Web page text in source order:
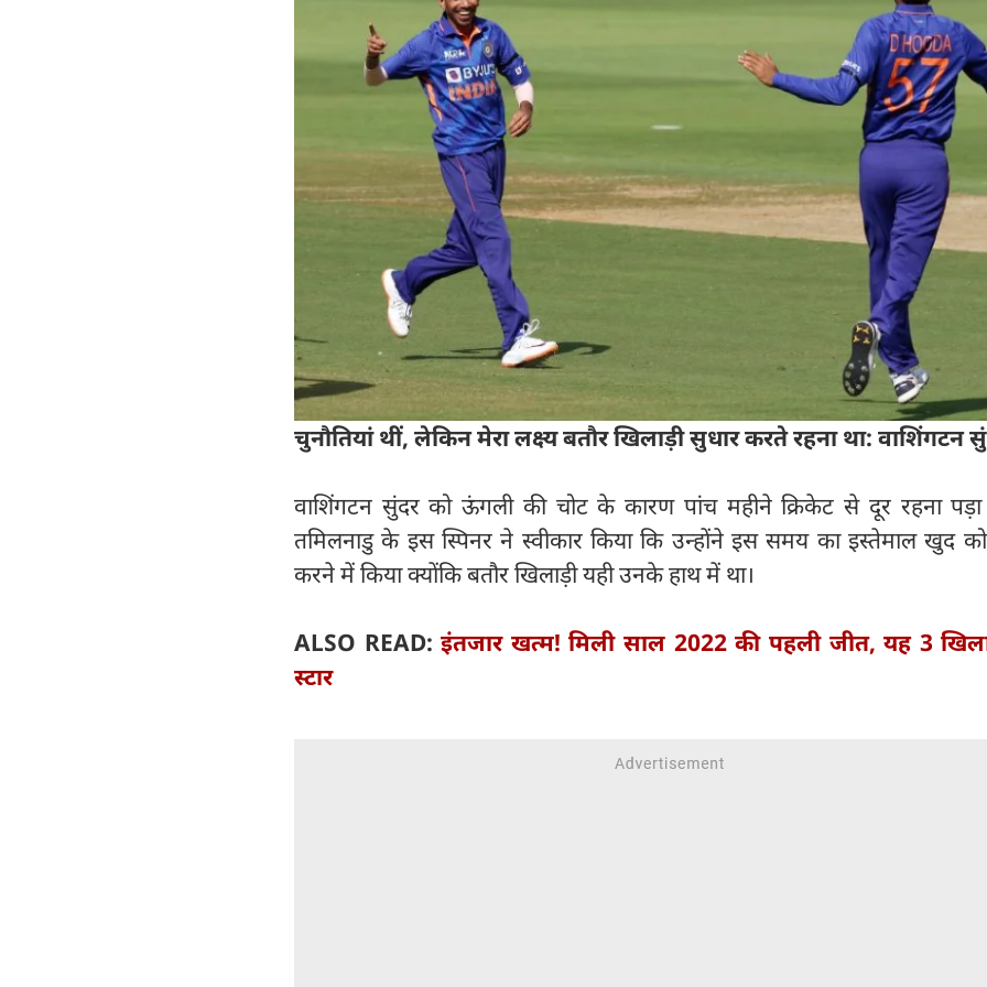
चुनौतियां थीं, लेकिन मेरा लक्ष्य बतौर खिलाड़ी सुधार करते रहना था: वाशिंगटन
वाशिंगटन सुंदर को ऊंगली की चोट के कारण पांच महीने क्रिकेट से दूर रहना
तमिलनाडु के इस स्पिनर ने स्वीकार किया कि उन्होंने इस समय का इस्तेमाल खुद
करने में किया क्योंकि बतौर खिलाड़ी यही उनके हाथ में था।
ALSO READ:इंतजार खत्म! मिली साल 2022 की पहली जीत, यह 3
स्टार